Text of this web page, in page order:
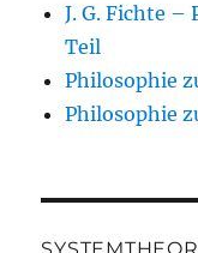
J. G. Fichte –
Teil
Philosophie
Philosophie